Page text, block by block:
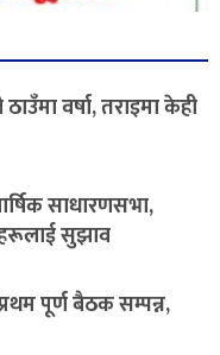
वर्षा, तराइमा केही
साधारणसभा,
सुझाव
प्रथम पूर्ण बैठक सम्पन्न,